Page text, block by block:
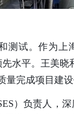
测试。作为上
先水平。王美晓
完成项目建设
）负责人， 深